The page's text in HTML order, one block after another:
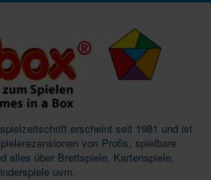
erscheint seit 1981 und ist
von Profis, spielbare
alles über Brettspiele, Kartenspiele,
uvm.